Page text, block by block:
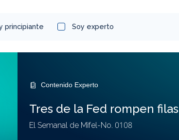
principiante Soy experto
Contenido Experto
Tres de la Fed rompen filas
El Semanal de Mifel-No. 0108